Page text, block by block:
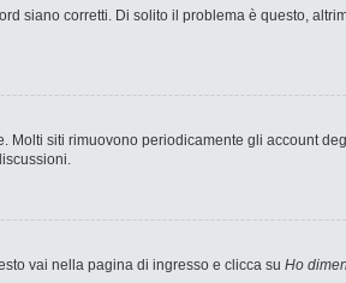
siano corretti. Di solito il problema è questo,
siti rimuovono periodicamente gli account
vai nella pagina di ingresso e clicca su Ho